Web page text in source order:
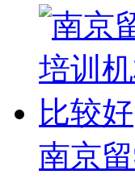
南京